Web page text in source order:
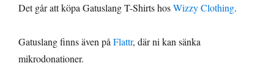
Det går att köpa Gatuslang T-Shirts hosWizzy Clothing.
Gatuslang finns även på Flattr, där ni kan sänka
mikrodonationer.